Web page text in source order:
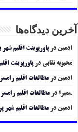
آخرین دیدگاه‌ها
ادمین درپاورپوینت اقلیم شهر
محبوبه نقابی درپاورپوینت
ادمین درمطالعات اقلیم رامسر
سمیرا درمطالعات اقلیم رامسر
ادمین درمطالعات اقلیم شهر